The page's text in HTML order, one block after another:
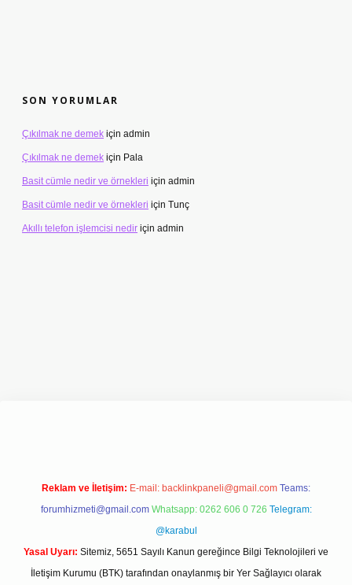
SON YORUMLAR
Çıkılmak ne demek için admin
Çıkılmak ne demek için Pala
Basit cümle nedir ve örnekleri için admin
Basit cümle nedir ve örnekleri için Tunç
Akıllı telefon işlemcisi nedir için admin
Reklam ve İletişim: E-mail: backlinkpaneli@gmail.com Teams:
forumhizmeti@gmail.com Whatsapp: 0262 606 0 726 Telegram:
@karabul
Yasal Uyarı: Sitemiz, 5651 Sayılı Kanun gereğince Bilgi Teknolojileri ve
İletişim Kurumu (BTK) tarafından onaylanmış bir Yer Sağlayıcı olarak